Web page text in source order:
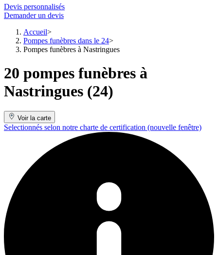
Devis personnalisés
Demander un devis
Accueil
Pompes funèbres dans le 24
Pompes funèbres à Nastringues
20 pompes funèbres à
Nastringues (24)
Voir la carte
Selectionnés selon notre charte de certification (nouvelle fenêtre)